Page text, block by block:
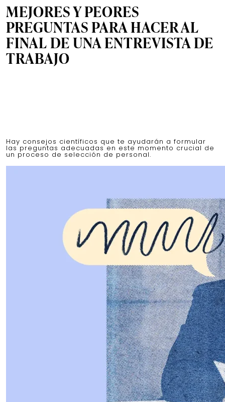
MEJORES Y PEORES
PREGUNTAS PARA HACER AL
FINAL DE UNA ENTREVISTA DE
TRABAJO
Hay consejos científicos que te ayudarán a formular
las preguntas adecuadas en este momento crucial de
un proceso de selección de personal.